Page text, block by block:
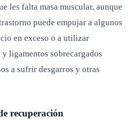
les falta masa muscular, aunque
puede empujar a algunos
en exceso o a utilizar
ligamentos sobrecargados
a sufrir desgarros y otras
recuperación